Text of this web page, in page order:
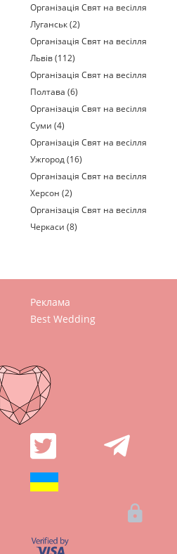
Організація Свят на весілля
Луганськ (2)
Організація Свят на весілля
Львів (112)
Організація Свят на весілля
Полтава (6)
Організація Свят на весілля
Суми (4)
Організація Свят на весілля
Ужгород (16)
Організація Свят на весілля
Херсон (2)
Організація Свят на весілля
Черкаси (8)
Реклама
Best Wedding